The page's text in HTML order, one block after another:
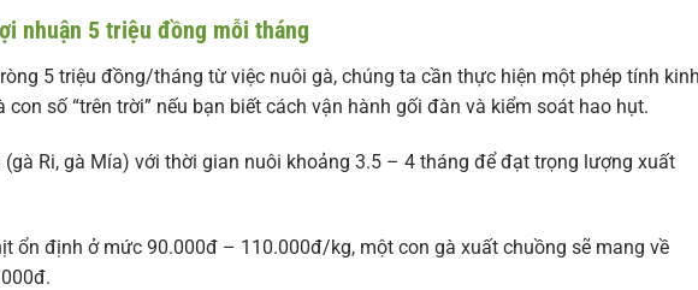
nhuận 5 triệu đồng mỗi tháng
5 triệu đồng/tháng từ việc nuôi gà, chúng ta cần thực hiện một phép tính
số “trên trời” nếu bạn biết cách vận hành gối đàn và kiểm soát hao hụt.
Ri, gà Mía) với thời gian nuôi khoảng 3.5 – 4 tháng để đạt trọng lượng xuất
ổn định ở mức 90.000đ – 110.000đ/kg, một con gà xuất chuồng sẽ mang về